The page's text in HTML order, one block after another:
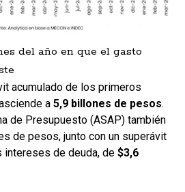
del año en que el gasto
acumulado de los primeros
a 5,9 billones de pesos.
de Presupuesto (ASAP) también
de pesos, junto con un superávit
intereses de deuda, de $3,6